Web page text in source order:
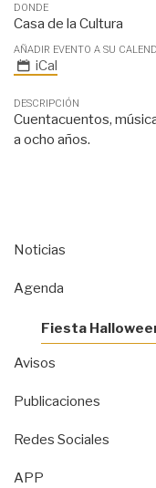
DONDE
Casa de la Cultura
AÑADIR EVENTO A SU
iCal
DESCRIPCIÓN
Cuentacuentos,
a ocho años.
Noticias
Agenda
Fiesta
Avisos
Publicaciones
Redes Sociales
APP